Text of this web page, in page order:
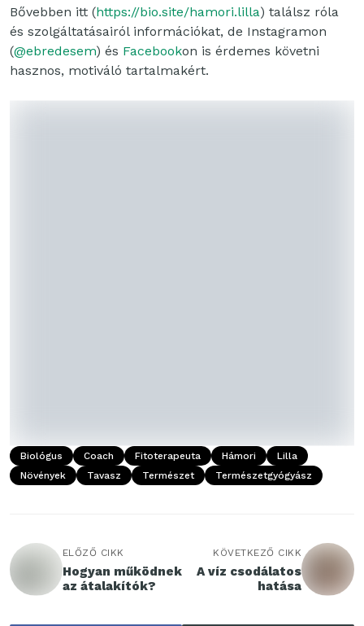
Bővebben itt (https://bio.site/hamori.lilla) találsz róla
és szolgáltatásairól információkat, de Instagramon
(@ebredesem) és Facebookon is érdemes követni
hasznos, motiváló tartalmakért.
Biológus Coach Fitoterapeuta Hámori
Lilla
Növények
Tavasz Természet Természetgyógyász
ELŐZŐ CIKK
Hogyan működnek
az átalakítók?
KÖVETKEZŐ CIKK
A víz csodálatos
hatása